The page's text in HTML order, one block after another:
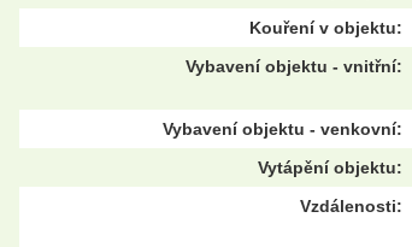
Kouření v objektu:
Vybavení objektu - vnitřní:
Vybavení objektu - venkovní:
Vytápění objektu:
Vzdálenosti: